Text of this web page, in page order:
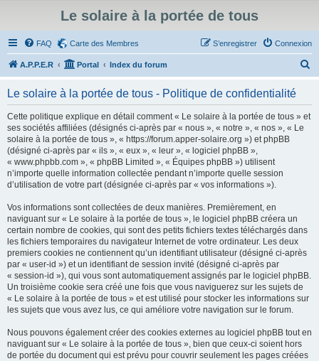
Le solaire à la portée de tous
FAQ Carte des Membres Connexion
S’enregistrer
A.P.P.E.R Portal Index du forum
Le solaire à la portée de tous - Politique de confidentialité
Cette politique explique en détail comment « Le solaire à la portée de tous » et
ses sociétés affiliées (désignés ci-après par « nous », « notre », « nos », « Le
solaire à la portée de tous », « https://forum.apper-solaire.org ») et phpBB
(désigné ci-après par « ils », « eux », « leur », « logiciel phpBB »,
« www.phpbb.com », « phpBB Limited », « Équipes phpBB ») utilisent
n’importe quelle information collectée pendant n’importe quelle session
d’utilisation de votre part (désignée ci-après par « vos informations »).
Vos informations sont collectées de deux manières. Premièrement, en
naviguant sur « Le solaire à la portée de tous », le logiciel phpBB créera un
certain nombre de cookies, qui sont des petits fichiers textes téléchargés dans
les fichiers temporaires du navigateur Internet de votre ordinateur. Les deux
premiers cookies ne contiennent qu’un identifiant utilisateur (désigné ci-après
par « user-id ») et un identifiant de session invité (désigné ci-après par
« session-id »), qui vous sont automatiquement assignés par le logiciel phpBB.
Un troisième cookie sera créé une fois que vous naviguerez sur les sujets de
« Le solaire à la portée de tous » et est utilisé pour stocker les informations sur
les sujets que vous avez lus, ce qui améliore votre navigation sur le forum.
Nous pouvons également créer des cookies externes au logiciel phpBB tout en
naviguant sur « Le solaire à la portée de tous », bien que ceux-ci soient hors
de portée du document qui est prévu pour couvrir seulement les pages créées